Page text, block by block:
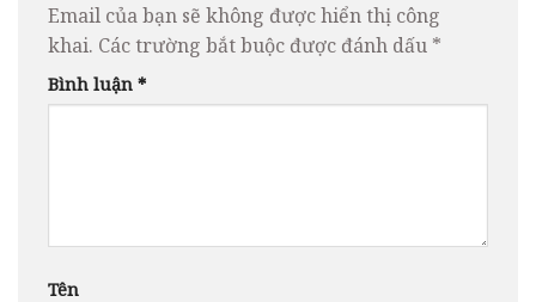
Email của bạn sẽ không được hiển thị công
khai. Các trường bắt buộc được đánh dấu *
Bình luận *
Tên